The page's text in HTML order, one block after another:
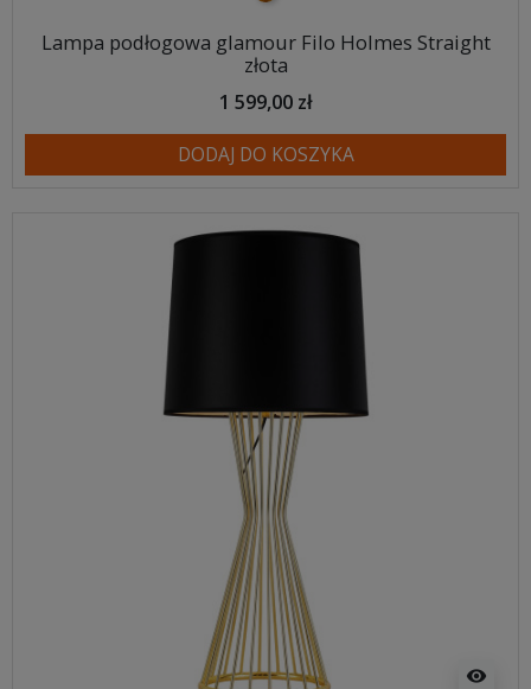
Lampa podłogowa glamour Filo Holmes Straight
złota
1 599,00 zł
DODAJ DO KOSZYKA
visibility